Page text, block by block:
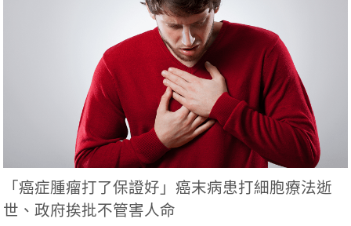
「癌症腫瘤打了保證好」癌末病患打細胞療法逝
世、政府挨批不管害人命